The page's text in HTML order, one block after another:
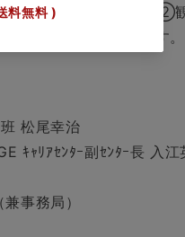
業の協業のあり⽅、②
を議論してまいります。
松尾幸治
ｷｬﾘｱｾﾝﾀｰ副ｾﾝﾀｰ⻑ ⼊江
事務局）